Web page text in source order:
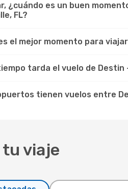
¿cuándo es un buen
FL?
el mejor momento para
tarda el vuelo de Destin
tienen vuelos entre
tu viaje